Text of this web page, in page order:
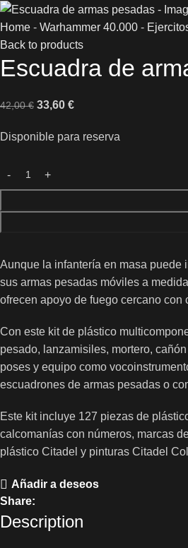
Home - Warhammer 40.000 -
Back to products
Escuadra de
42,00€ 33,60 €
Disponible para reserva
Aunque la infantería en masa puede
sus armas pesadas móviles a
ofrecen apoyo de fuego cercano
Con este kit de plástico
pesado, lanzamisiles, mortero,
poses y equipo como
escuadrones de armas pesadas o
Este kit incluye 127 piezas de
calcomanías con números, marcas
plástico Citadel y pinturas Citadel
Añadir a deseos
Share:
Description